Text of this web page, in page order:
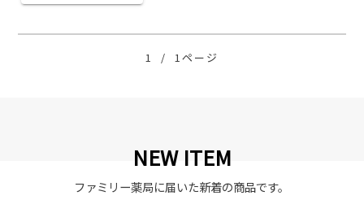
1 / 1ページ
NEW ITEM
ファミリー薬局に届いた新着の商品です。